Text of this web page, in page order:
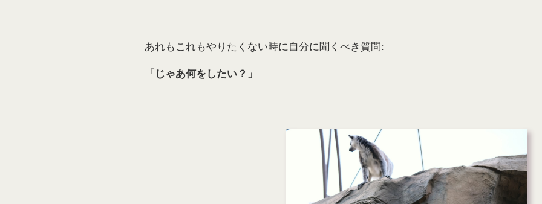
あれもこれもやりたくない時に自分に聞くべき質問:
「じゃあ何をしたい？」